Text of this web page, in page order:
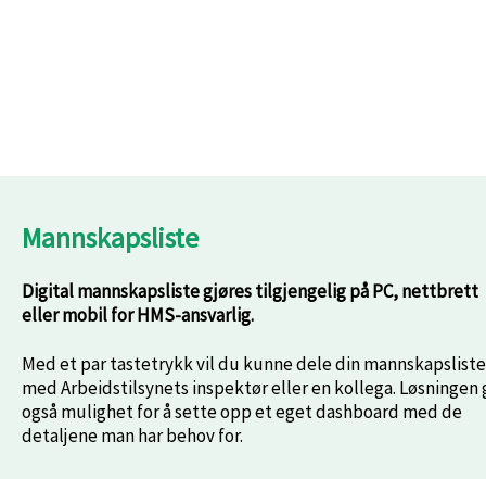
Mannskapsliste
Digital mannskapsliste gjøres tilgjengelig på PC, nettbrett
eller mobil for HMS-ansvarlig.
Med et par tastetrykk vil du kunne dele din mannskapsliste
med Arbeidstilsynets inspektør eller en kollega. Løsningen
også mulighet for å sette opp et eget dashboard med de
detaljene man har behov for.